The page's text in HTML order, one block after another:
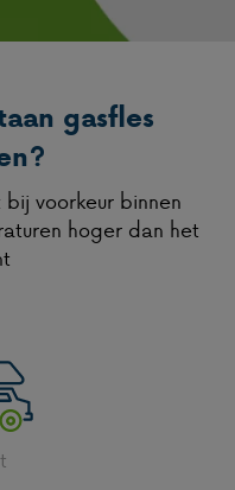
gasfles
voorkeur binnen
hoger dan het